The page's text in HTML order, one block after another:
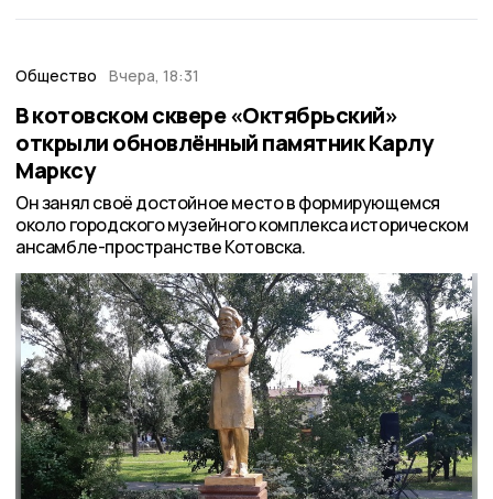
Общество Вчера, 18:31
В котовском сквере «Октябрьский»
открыли обновлённый памятник Карлу
Марксу
Он занял своё достойное место в формирующемся
около городского музейного комплекса историческом
ансамбле-пространстве Котовска.